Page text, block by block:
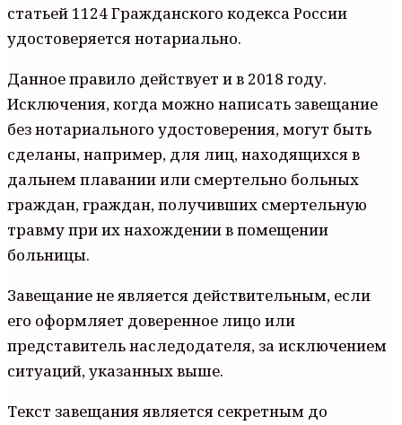
статьей 1124 Гражданского кодекса России
удостоверяется нотариально.
Данное правило действует и в 2018 году.
Исключения, когда можно написать завещание
без нотариального удостоверения, могут быть
сделаны, например, для лиц, находящихся в
дальнем плавании или смертельно больных
граждан, граждан, получивших смертельную
травму при их нахождении в помещении
больницы.
Завещание не является действительным, если
его оформляет доверенное лицо или
представитель наследодателя, за исключением
ситуаций, указанных выше.
Текст завещания является секретным до